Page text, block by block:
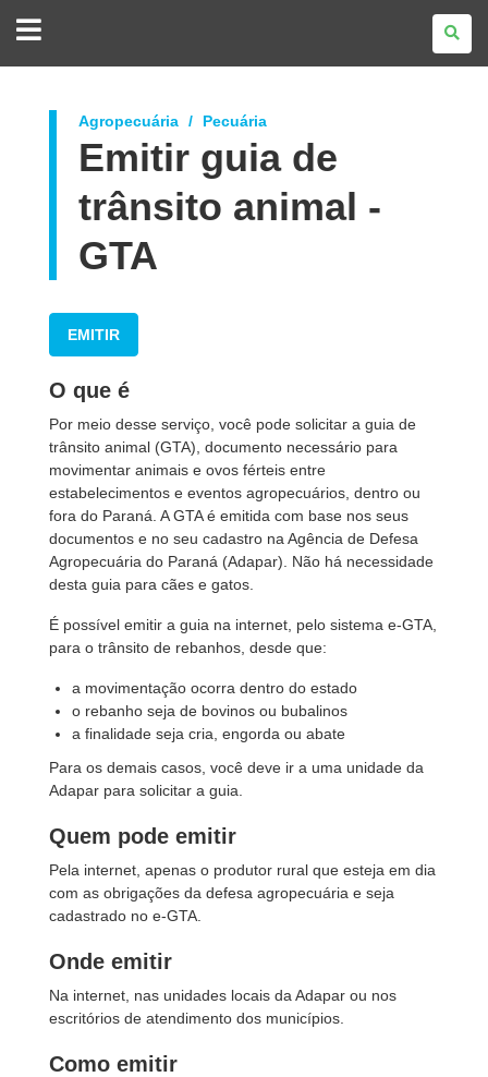
DO
Agropecuária Pecuária
Emitir guia de
trânsito animal -
GTA
EMITIR
O que é
Por meio desse serviço, você pode solicitar a guia de
trânsito animal (GTA), documento necessário para
movimentar animais e ovos férteis entre
estabelecimentos e eventos agropecuários, dentro ou
fora do Paraná. A GTA é emitida com base nos seus
documentos e no seu cadastro na Agência de Defesa
Agropecuária do Paraná (Adapar). Não há necessidade
desta guia para cães e gatos.
É possível emitir a guia na internet, pelo sistema e-GTA,
para o trânsito de rebanhos, desde que:
a movimentação ocorra dentro do estado
o rebanho seja de bovinos ou bubalinos
a finalidade seja cria, engorda ou abate
Para os demais casos, você deve ir a uma unidade da
Adapar para solicitar a guia.
Quem pode emitir
Pela internet, apenas o produtor rural que esteja em dia
com as obrigações da defesa agropecuária e seja
cadastrado no e-GTA.
Onde emitir
Na internet, nas unidades locais da Adapar ou nos
escritórios de atendimento dos municípios.
Como emitir